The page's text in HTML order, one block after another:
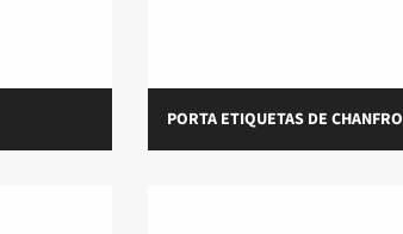
PORTA ETIQUETAS DE CHANFRO